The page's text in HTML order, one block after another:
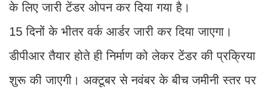
के लिए जारी टेंडर ओपन कर दिया गया है।
15 दिनों के भीतर वर्क आर्डर जारी कर दिया जाएगा।
डीपीआर तैयार होते ही निर्माण को लेकर टेंडर की प्रक्रिया
शुरू की जाएगी। अक्टूबर से नवंबर के बीच जमीनी स्तर पर